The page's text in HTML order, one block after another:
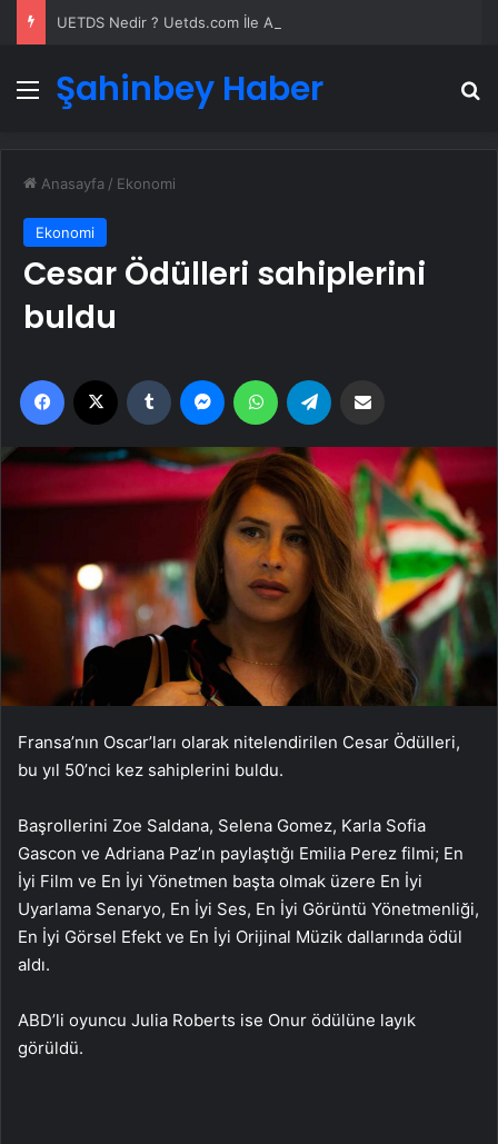
Menü
Şahinbey Haber
Anasayfa / Ekonomi
Ekonomi
Cesar Ödülleri sahiplerini
buldu
Facebook Tumblr MessengerWhatsApp
Fransa’nın Oscar’ları olarak nitelendirilen Cesar Ödülleri,
bu yıl 50’nci kez sahiplerini buldu.
Başrollerini Zoe Saldana, Selena Gomez, Karla Sofia
Gascon ve Adriana Paz’ın paylaştığı Emilia Perez filmi; En
İyi Film ve En İyi Yönetmen başta olmak üzere En İyi
Uyarlama Senaryo, En İyi Ses, En İyi Görüntü Yönetmenliği,
En İyi Görsel Efekt ve En İyi Orijinal Müzik dallarında ödül
aldı.
ABD’li oyuncu Julia Roberts ise Onur ödülüne layık
görüldü.